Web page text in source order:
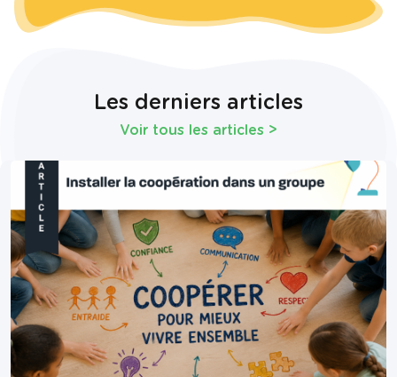
Les derniers articles
Voir tous les articles >